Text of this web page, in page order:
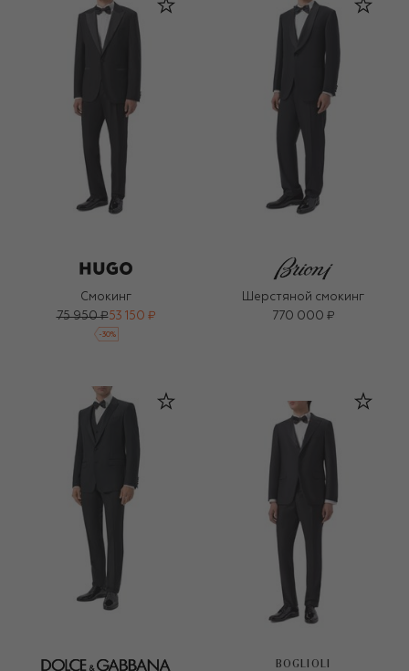
Смокинг
75 950 ₽53 150 ₽
-30%
Шерстяной смокинг
770 000 ₽
BOGLIOLI